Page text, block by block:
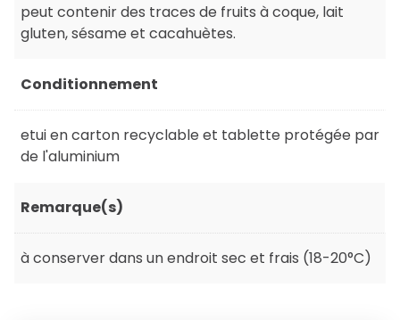
peut contenir des traces de fruits à coque, lait
gluten, sésame et cacahuètes.
Conditionnement
etui en carton recyclable et tablette protégée par
de l'aluminium
Remarque(s)
à conserver dans un endroit sec et frais (18-20°C)